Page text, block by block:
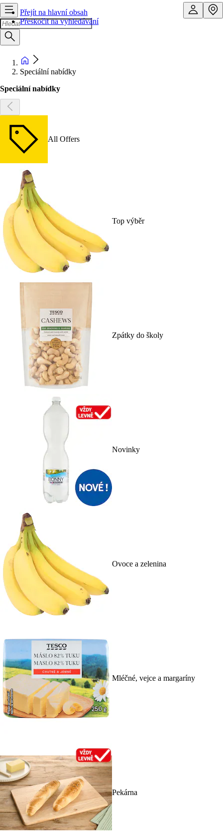
Přejít na hlavní obsah
Přeskočit na vyhledávání
Speciální nabídky
Speciální nabídky
All Offers
Top výběr
Zpátky do školy
Novinky
Ovoce a zelenina
Mléčné, vejce a margaríny
Pekárna